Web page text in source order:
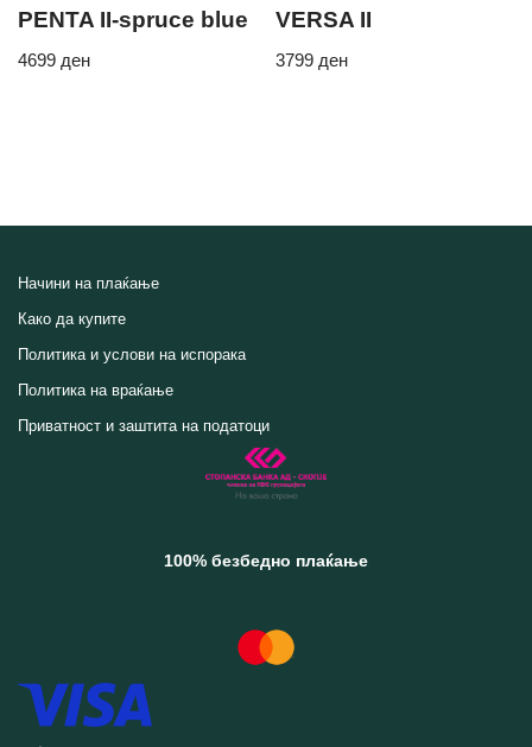
PENTA II-spruce blue
4699 ден
VERSA II
3799 ден
Начини на плаќање
Како да купите
Политика и услови на испорака
Политика на враќање
Приватност и заштита на податоци
100% безбедно плаќање